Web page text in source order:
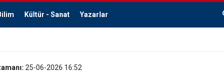
Kültür - Sanat Yazarlar
25-06-2026 16:52